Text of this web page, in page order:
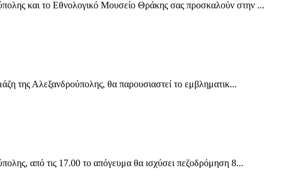
και το Εθνολογικό Μουσείο Θράκης σας προσκαλούν στην ...
της Αλεξανδρούπολης, θα παρουσιαστεί το εμβληματικ...
από τις 17.00 το απόγευμα θα ισχύσει πεζοδρόμηση 8...